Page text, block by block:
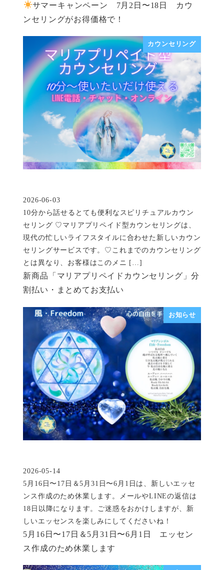
サマーキャンペーン 7月2日〜18日 カウ
ンセリングがお得価格で！
カウンセリング
新商品「マリアプリペイドカウンセリング」分
割払い・まとめてお支払い
10分から話せるとても便利なスピリチュアルカウン
セリング ♡マリアプリペイド型カウンセリングは、
現代の忙しいライフスタイルに合わせた新しいカウン
セリングサービスです。♡これまでのカウンセリング
とは異なり、お客様はこのメニ […]
2026-06-03
お知らせ
5月16日〜17日＆5月31日〜6月1日 エッセン
ス作成のため休業します
5月16日〜17日＆5月31日〜6月1日は、新しいエッセ
ンス作成のため休業します。メールやLINEの返信は
18日以降になります。ご迷惑をおかけしますが、新
しいエッセンスを楽しみにしてくださいね！
2026-05-14